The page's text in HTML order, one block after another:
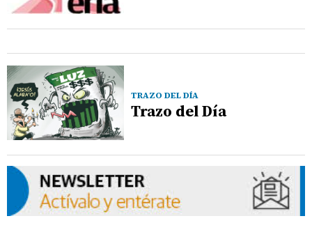
TRAZO DEL DÍA
Trazo del Día